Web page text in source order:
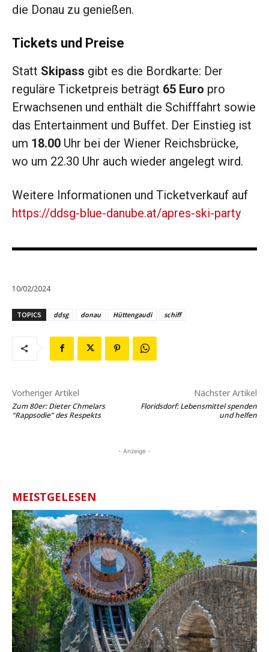
die Donau zu genießen.
Tickets und Preise
Statt Skipass gibt es die Bordkarte: Der
reguläre Ticketpreis beträgt 65 Euro pro
Erwachsenen und enthält die Schifffahrt sowie
das Entertainment und Buffet. Der Einstieg ist
um 18.00 Uhr bei der Wiener Reichsbrücke,
wo um 22.30 Uhr auch wieder angelegt wird.
Weitere Informationen und Ticketverkauf auf
https://ddsg-blue-danube.at/apres-ski-party
10/02/2024
TOPICS ddsg donau Hüttengaudi schiff
Vorheriger Artikel
Zum 80er: Dieter Chmelars
“Rappsodie” des Respekts
Nächster Artikel
Floridsdorf: Lebensmittel spenden
und helfen
- Anzeige -
MEISTGELESEN